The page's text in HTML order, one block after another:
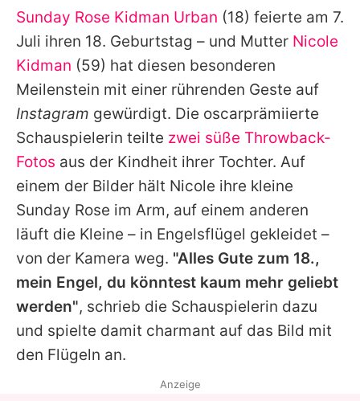
Alle Themen auf Promiflash
Jobs
App runterladen
Team
Redaktionelle Richtlinien
Impressum
Datenschutzerklärung
Nutzungsbedingungen
Utiq verwalten
Sunday Rose Kidman Urban (18) feierte am 7.
Juli ihren 18. Geburtstag – und Mutter Nicole
Kidman (59) hat diesen besonderen
Meilenstein mit einer rührenden Geste auf
Instagram gewürdigt. Die oscarprämiierte
Schauspielerin teilte zwei süße Throwback-
Fotos aus der Kindheit ihrer Tochter. Auf
einem der Bilder hält Nicole ihre kleine
Sunday Rose im Arm, auf einem anderen
läuft die Kleine – in Engelsflügel gekleidet –
von der Kamera weg. "Alles Gute zum 18.,
mein Engel, du könntest kaum mehr geliebt
werden", schrieb die Schauspielerin dazu
und spielte damit charmant auf das Bild mit
den Flügeln an.
Anzeige